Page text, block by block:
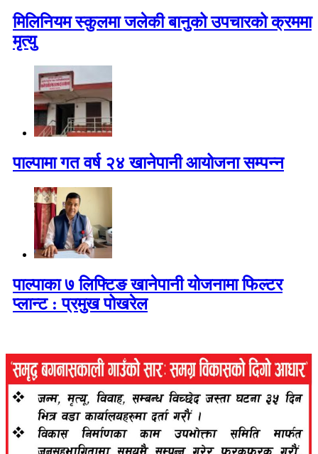
मिलिनियम स्कुलमा जलेकी बानुको उपचारको क्रममा
मृत्यु
पाल्पामा गत वर्ष २४ खानेपानी आयोजना सम्पन्न
पाल्पाका ७ लिफ्टिङ खानेपानी योजनामा फिल्टर
प्लान्ट : प्रमुख पोखरेल